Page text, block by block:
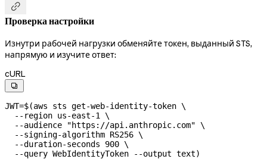

Проверка настройки
Изнутри рабочей нагрузки обменяйте токен, выданный STS,
напрямую и изучите ответ:
cURL

JWT=$(aws sts get-web-identity-token \
  --region
us-east-1
\
  --audience
"https://api.anthropic.com" \
  --signing-algorithm
RS256 \
  --duration-seconds
900 \
  --query
WebIdentityToken --output text)